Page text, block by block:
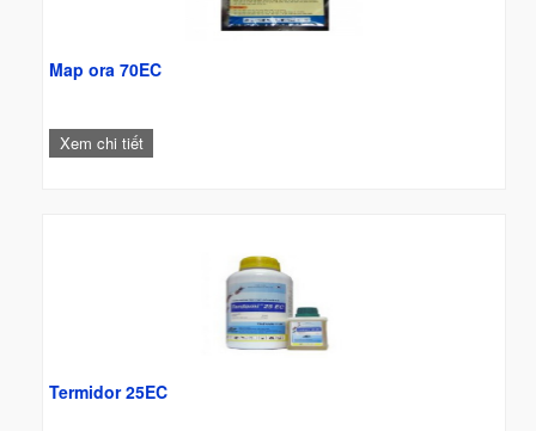
Map ora 70EC
Xem chi tiết
Termidor 25EC